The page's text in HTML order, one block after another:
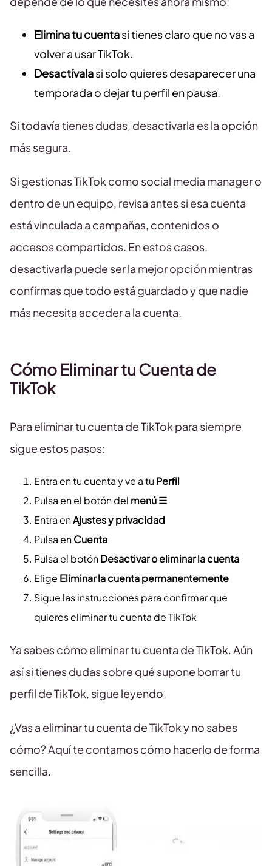
Elimina tu cuentasi tienes claro que no vas a
volver a usar TikTok.
Desactívalasi solo quieres desaparecer una
temporada o dejar tu perfil en pausa.
Si todavía tienes dudas, desactivarla es la opción
más segura.
Si gestionas TikTok como social media manager o
dentro de un equipo, revisa antes si esa cuenta
está vinculada a campañas, contenidos o
accesos compartidos. En estos casos,
desactivarla puede ser la mejor opción mientras
confirmas que todo está guardado y que nadie
más necesita acceder a la cuenta.
Cómo Eliminar tu Cuenta de
TikTok
Para eliminar tu cuenta de TikTok para siempre
sigue estos pasos:
Entra en tu cuenta y ve a tu Perfil
Pulsa en el botón del menú ☰
Entra enAjustes y privacidad
Pulsa enCuenta
Pulsa el botónDesactivar o eliminar la cuenta
Elige Eliminar la cuenta permanentemente
Sigue las instrucciones para confirmar que
quieres eliminar tu cuenta de TikTok
Ya sabes cómo eliminar tu cuenta de TikTok. Aún
así si tienes dudas sobre qué supone borrar tu
perfil de TikTok, sigue leyendo.
¿Vas a eliminar tu cuenta de TikTok y no sabes
cómo? Aquí te contamos cómo hacerlo de forma
sencilla.